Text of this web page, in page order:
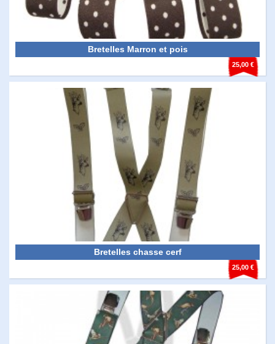
25,00 €
Bretelles Marron et pois
25,00 €
Bretelles chasse cerf